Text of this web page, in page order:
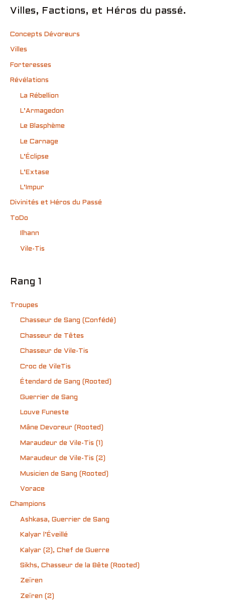
Villes, Factions, et Héros du passé.
Concepts Dévoreurs
Villes
Forteresses
Révélations
La Rébellion
L’Armagedon
Le Blasphème
Le Carnage
L’Éclipse
L’Extase
L’Impur
Divinités et Héros du Passé
ToDo
Ilhann
Vile-Tis
Rang 1
Troupes
Chasseur de Sang (Confédé)
Chasseur de Têtes
Chasseur de Vile-Tis
Croc de VileTis
Étendard de Sang (Rooted)
Guerrier de Sang
Louve Funeste
Mâne Devoreur (Rooted)
Maraudeur de Vile-Tis (1)
Maraudeur de Vile-Tis (2)
Musicien de Sang (Rooted)
Vorace
Champions
Ashkasa, Guerrier de Sang
Kalyar l’Éveillé
Kalyar (2), Chef de Guerre
Sikhs, Chasseur de la Bête (Rooted)
Zeïren
Zeïren (2)